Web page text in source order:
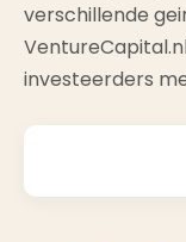
verschillende
investeerders